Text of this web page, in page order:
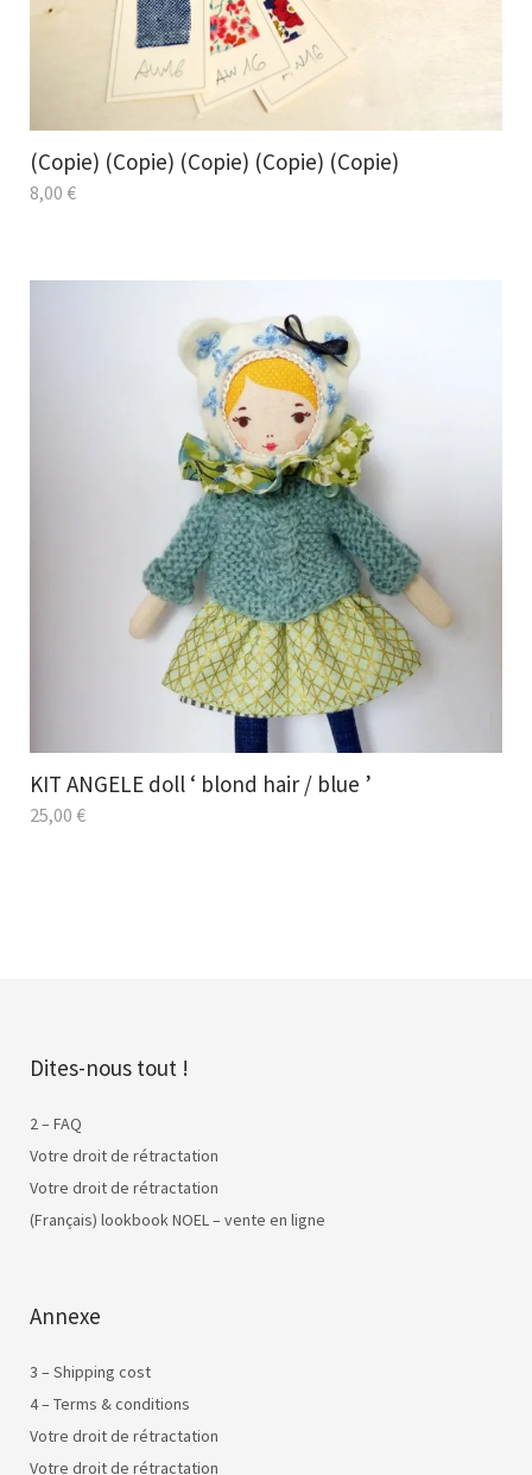
(Copie) (Copie) (Copie) (Copie) (Copie)
8,00 €
KIT ANGELE doll ‘ blond hair / blue ’
25,00 €
Dites-nous tout !
2 – FAQ
Votre droit de rétractation
Votre droit de rétractation
(Français) lookbook NOEL – vente en ligne
Annexe
3 – Shipping cost
4 – Terms & conditions
Votre droit de rétractation
Votre droit de rétractation